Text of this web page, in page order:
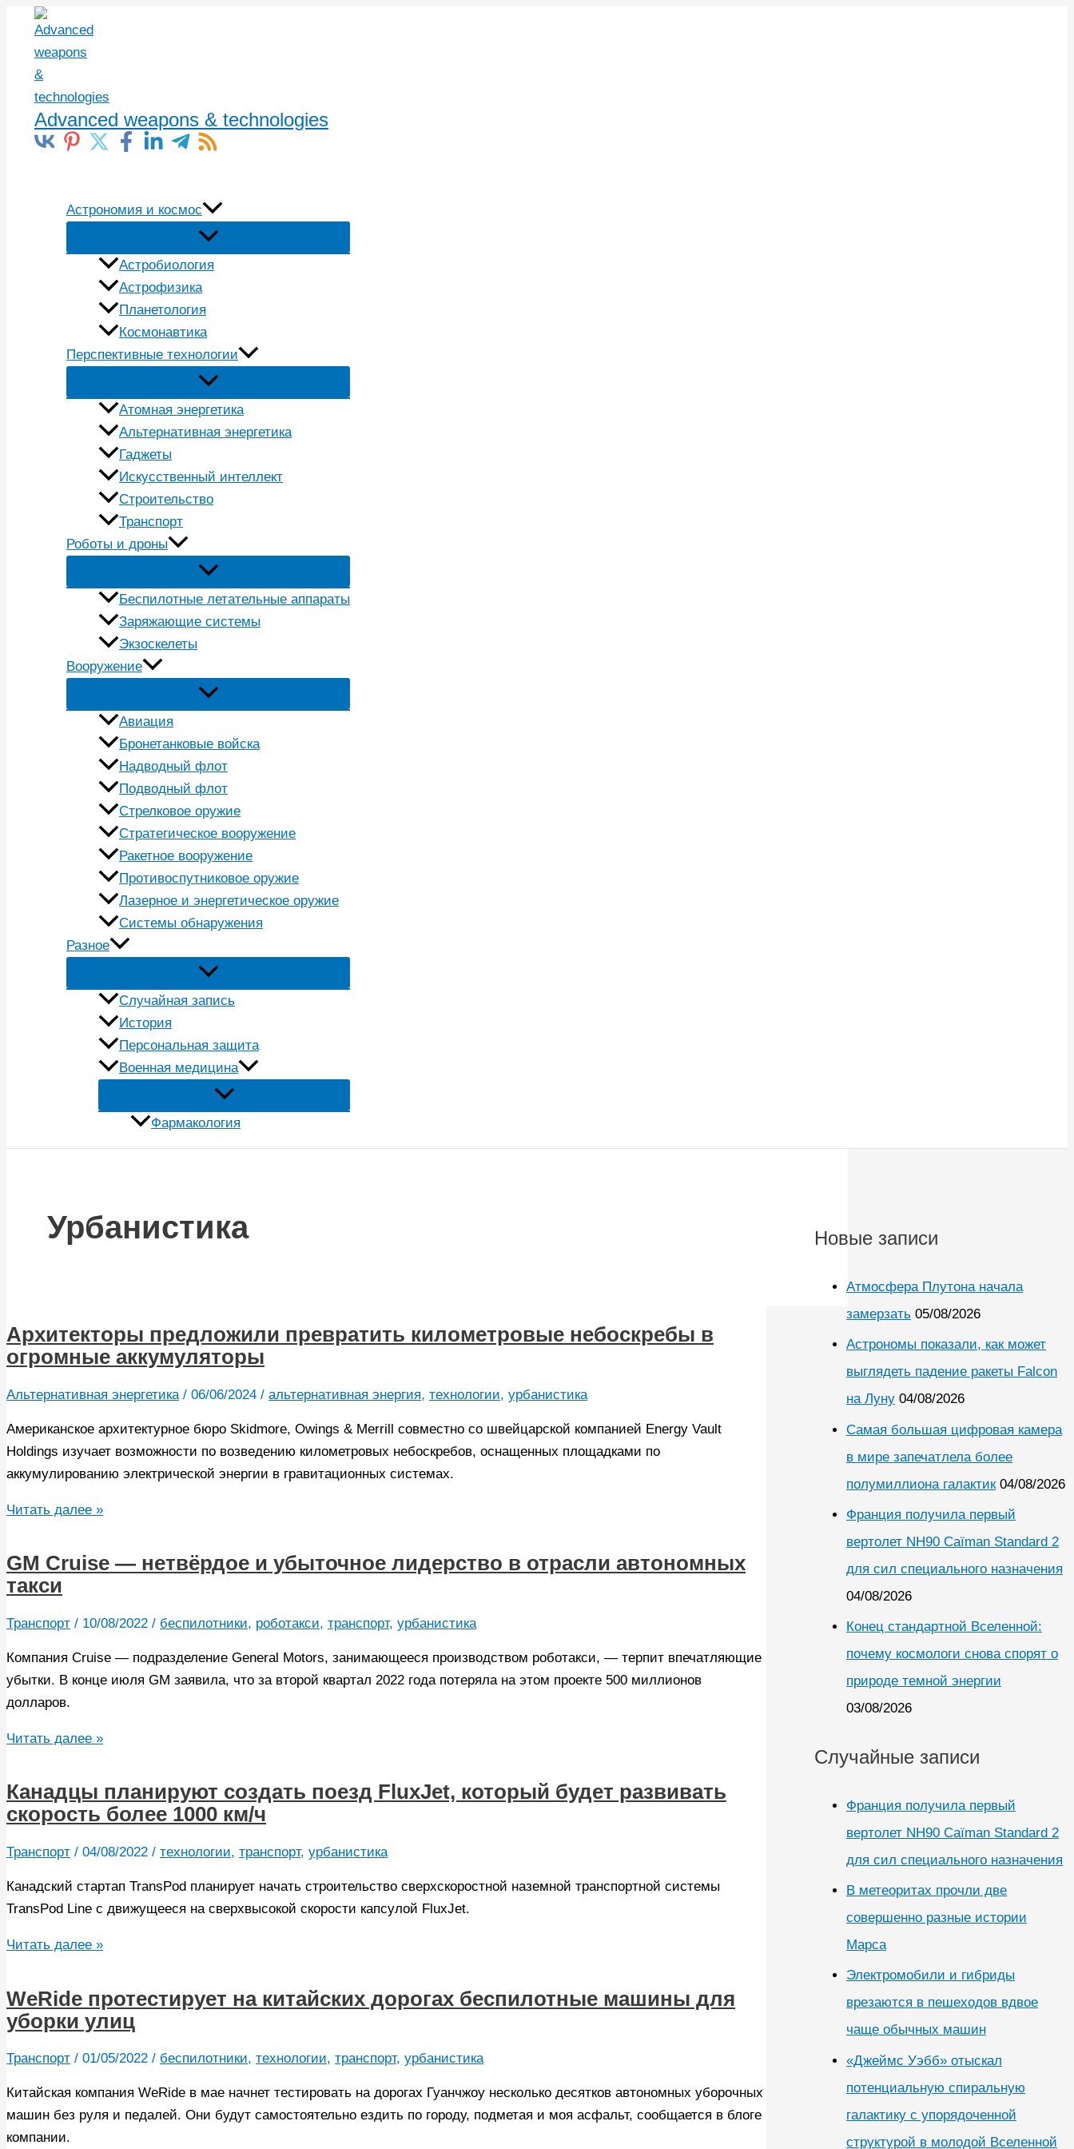
Перейти
содержимому
Advanced weapons & technologies
Астрономия и космос
Астробиология
Астрофизика
Планетология
Космонавтика
Перспективные технологии
Атомная энергетика
Альтернативная энергетика
Гаджеты
Искусственный интеллект
Строительство
Транспорт
Роботы и дроны
Беспилотные летательные аппараты
Заряжающие системы
Экзоскелеты
Вооружение
Авиация
Бронетанковые войска
Надводный флот
Подводный флот
Стрелковое оружие
Стратегическое вооружение
Ракетное вооружение
Противоспутниковое оружие
Лазерное и энергетическое оружие
Системы обнаружения
Разное
Случайная запись
История
Персональная защита
Военная медицина
Фармакология
Урбанистика
Архитекторы предложили превратить километровые небоскребы в
огромные аккумуляторы
Альтернативная энергетика / 06/06/2024 / альтернативная энергия, технологии, урбанистика
Американское архитектурное бюро Skidmore, Owings & Merrill совместно со швейцарской компанией Energy Vault
Holdings изучает возможности по возведению километровых небоскребов, оснащенных площадками по
аккумулированию электрической энергии в гравитационных системах.
Архитекторы
превратить
километровые
небоскребы
в
аккумуляторы
Читать далее »
GM Cruise — нетвёрдое и убыточное лидерство в отрасли автономных
такси
Транспорт / 10/08/2022 / беспилотники, роботакси, транспорт, урбанистика
Компания Cruise — подразделение General Motors, занимающееся производством роботакси, — терпит впечатляющие
убытки. В конце июля GM заявила, что за второй квартал 2022 года потеряла на этом проекте 500 миллионов
долларов.
GM
—
нетвёрдое
и
убыточное
в
отрасли
автономных
Читать далее »
Канадцы планируют создать поезд FluxJet, который будет развивать
скорость более 1000 км/ч
Транспорт / 04/08/2022 / технологии, транспорт, урбанистика
Канадский стартап TransPod планирует начать строительство сверхскоростной наземной транспортной системы
TransPod Line с движущееся на сверхвысокой скорости капсулой FluxJet.
Канадцы
создать
поезд
FluxJet,
который
развивать
скорость
более
Читать далее »
WeRide протестирует на китайских дорогах беспилотные машины для
уборки улиц
Транспорт / 01/05/2022 / беспилотники, технологии, транспорт, урбанистика
Китайская компания WeRide в мае начнет тестировать на дорогах Гуанчжоу несколько десятков автономных уборочных
машин без руля и педалей. Они будут самостоятельно ездить по городу, подметая и моя асфальт, сообщается в блоге
компании.
Новые записи
Атмосфера Плутона начала
замерзать 05/08/2026
Астрономы показали, как может
выглядеть падение ракеты Falcon
на Луну 04/08/2026
Самая большая цифровая камера
в мире запечатлела более
полумиллиона галактик 04/08/2026
Франция получила первый
вертолет NH90 Caïman Standard 2
для сил специального назначения
04/08/2026
Конец стандартной Вселенной:
почему космологи снова спорят о
природе темной энергии
03/08/2026
Случайные записи
Франция получила первый
вертолет NH90 Caïman Standard 2
для сил специального назначения
В метеоритах прочли две
совершенно разные истории
Марса
Электромобили и гибриды
врезаются в пешеходов вдвое
чаще обычных машин
«Джеймс Уэбб» отыскал
потенциальную спиральную
галактику с упорядоченной
структурой в молодой Вселенной